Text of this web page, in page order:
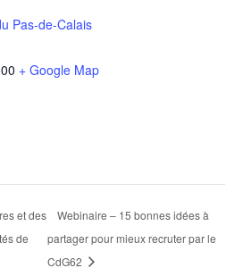
Pas-de-Calais
+ Google Map
et des
de
Webinaire – 15 bonnes idées à
partager pour mieux recruter par le
CdG62